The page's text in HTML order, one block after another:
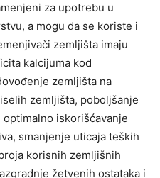
za upotrebu u
a mogu da se koriste i
zemljišta imaju
kalcijuma kod
zemljišta na
zemljišta, poboljšanje
iskorišćavanje
smanjenje uticaja teških
korisnih zemljišnih
žetvenih ostataka i